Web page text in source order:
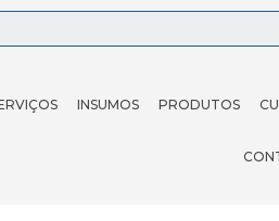
INSUMOS PRODUTOS